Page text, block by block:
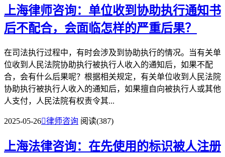
上海律师咨询：单位收到协助执行通知书
后不配合，会面临怎样的严重后果？
在司法执行过程中，有时会涉及到协助执行的情况。当有关单
位收到人民法院协助执行被执行人收入的通知后，如果不配
合，会有什么后果呢？根据相关规定，有关单位收到人民法院
协助执行被执行人收入的通知后，如果擅自向被执行人或其他
人支付，人民法院有权责令其...
2025-05-26律师咨询 阅读(387)
上海法律咨询：在先使用的标识被人注册